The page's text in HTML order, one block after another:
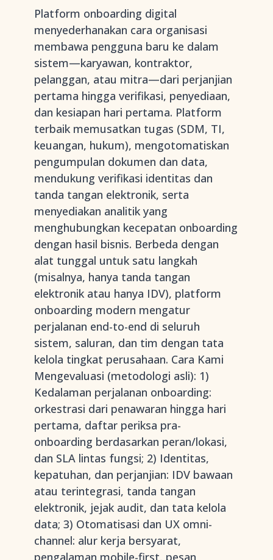
Platform onboarding digital
menyederhanakan cara organisasi
membawa pengguna baru ke dalam
sistem—karyawan, kontraktor,
pelanggan, atau mitra—dari perjanjian
pertama hingga verifikasi, penyediaan,
dan kesiapan hari pertama. Platform
terbaik memusatkan tugas (SDM, TI,
keuangan, hukum), mengotomatiskan
pengumpulan dokumen dan data,
mendukung verifikasi identitas dan
tanda tangan elektronik, serta
menyediakan analitik yang
menghubungkan kecepatan onboarding
dengan hasil bisnis. Berbeda dengan
alat tunggal untuk satu langkah
(misalnya, hanya tanda tangan
elektronik atau hanya IDV), platform
onboarding modern mengatur
perjalanan end-to-end di seluruh
sistem, saluran, dan tim dengan tata
kelola tingkat perusahaan. Cara Kami
Mengevaluasi (metodologi asli): 1)
Kedalaman perjalanan onboarding:
orkestrasi dari penawaran hingga hari
pertama, daftar periksa pra-
onboarding berdasarkan peran/lokasi,
dan SLA lintas fungsi; 2) Identitas,
kepatuhan, dan perjanjian: IDV bawaan
atau terintegrasi, tanda tangan
elektronik, jejak audit, dan tata kelola
data; 3) Otomatisasi dan UX omni-
channel: alur kerja bersyarat,
pengalaman mobile-first, pesan